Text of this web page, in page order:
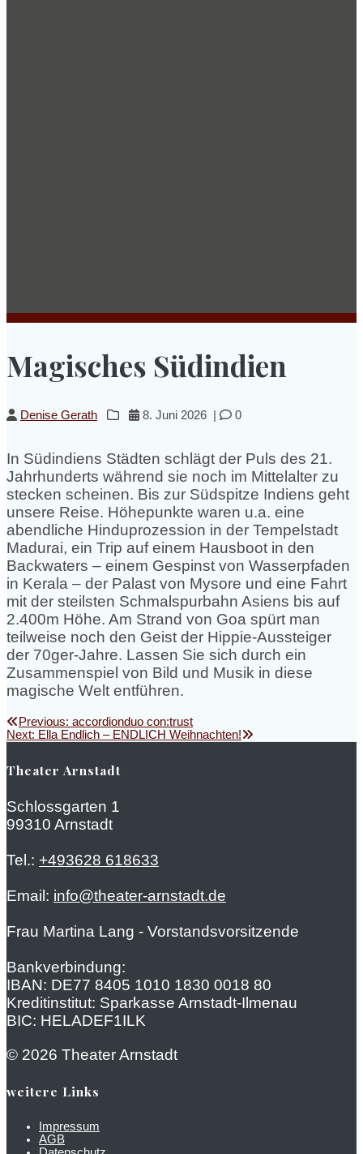
Magisches Südindien
Denise Gerath 8. Juni 2026 0
In Südindiens Städten schlägt der Puls des 21.
Jahrhunderts während sie noch im Mittelalter zu
stecken scheinen. Bis zur Südspitze Indiens geht
unsere Reise. Höhepunkte waren u.a. eine
abendliche Hinduprozession in der Tempelstadt
Madurai, ein Trip auf einem Hausboot in den
Backwaters – einem Gespinst von Wasserpfaden
in Kerala – der Palast von Mysore und eine Fahrt
mit der steilsten Schmalspurbahn Asiens bis auf
2.400m Höhe. Am Strand von Goa spürt man
teilweise noch den Geist der Hippie-Aussteiger
der 70ger-Jahre. Lassen Sie sich durch ein
Zusammenspiel von Bild und Musik in diese
magische Welt entführen.
Beitragsnavigation
Previous: Previous
post:
accordionduo con:trust
Next: Next
Ella Endlich – ENDLICH Weihnachten!
Theater Arnstadt
Schlossgarten 1
99310 Arnstadt
Tel.: +493628 618633
Email: info@theater-arnstadt.de
Frau Martina Lang - Vorstandsvorsitzende
Bankverbindung:
IBAN: DE77 8405 1010 1830 0018 80
Kreditinstitut: Sparkasse Arnstadt-Ilmenau
BIC: HELADEF1ILK
© 2026 Theater Arnstadt
weitere Links
Impressum
AGB